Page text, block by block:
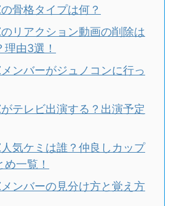
骨格タイプは何？
リアクション動画の削除は
理由3選！
ンバーがジュノコンに行っ
テレビ出演する？出演予定
気ケミは誰？仲良しカップ
め一覧！
ンバーの見分け方と覚え方